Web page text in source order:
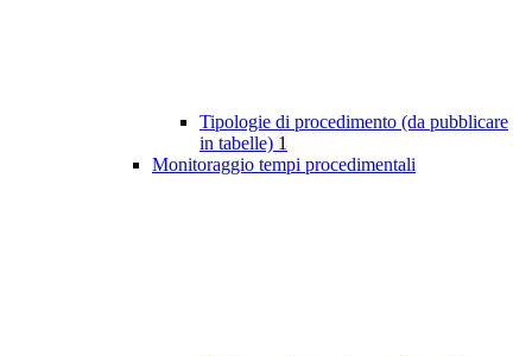
Tipologie di procedimento (da pubblicare
in tabelle) 1
Monitoraggio tempi procedimentali